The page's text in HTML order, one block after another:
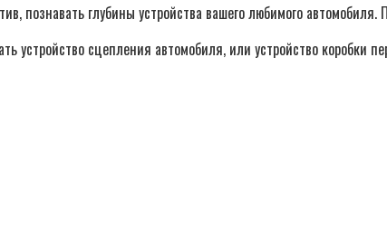
познавать глубины устройства вашего любимого
устройство сцепления автомобиля, или устройство